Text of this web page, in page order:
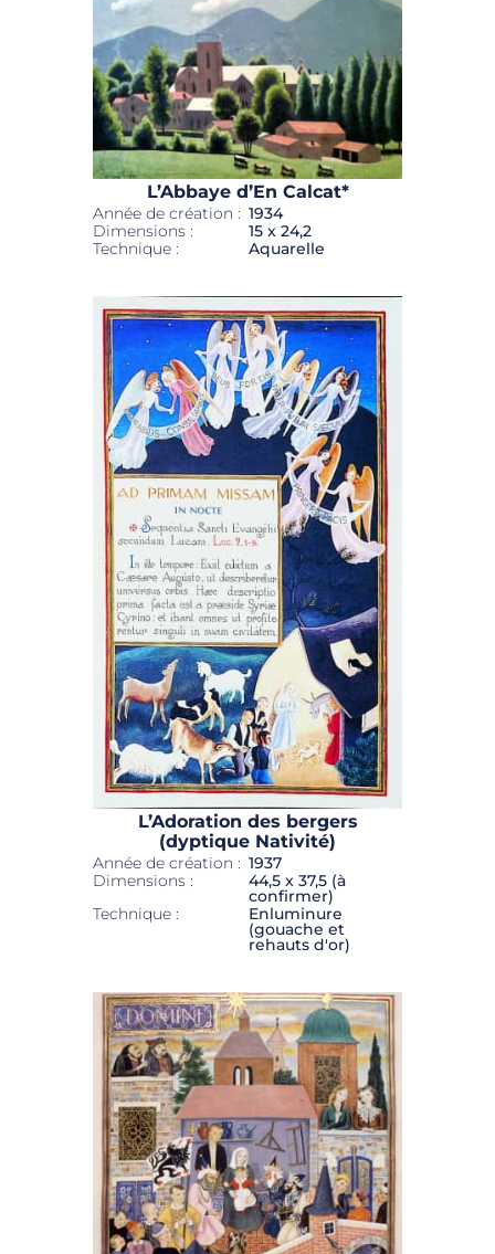
L’Abbaye d’En Calcat*
Année de création : 1934
Dimensions :
15 x 24,2
Technique :
Aquarelle
L’Adoration des bergers
(dyptique Nativité)
Année de création : 1937
Dimensions :
44,5 x 37,5 (à
confirmer)
Technique :
Enluminure
(gouache et
rehauts d'or)